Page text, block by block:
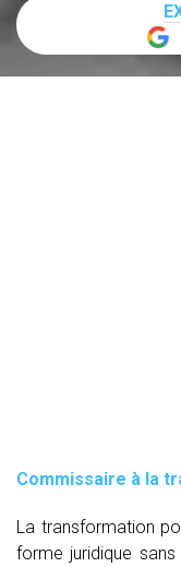
Commissaire à la
La transformation
forme juridique